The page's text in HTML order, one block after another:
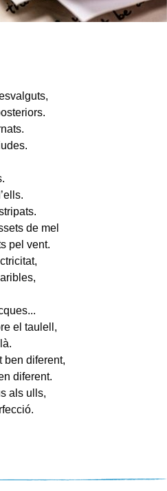
de mel
pel vent.
el taulell,
ben diferent,
diferent.
als ulls,